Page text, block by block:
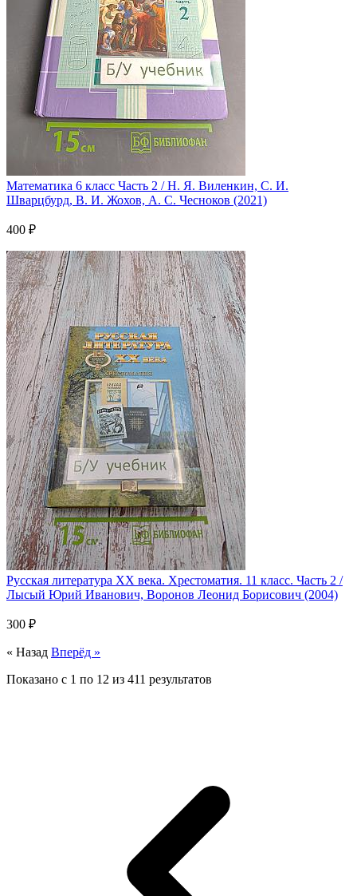
Математика 6 класс Часть 2 / Н. Я. Виленкин, С. И.
Шварцбурд, В. И. Жохов, А. С. Чесноков (2021)
400 ₽
Русская литература XX века. Хрестоматия. 11 класс. Часть 2 /
Лысый Юрий Иванович, Воронов Леонид Борисович (2004)
300 ₽
« Назад Вперёд »
Показано с 1 по 12 из 411 результатов